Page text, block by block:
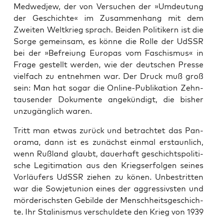
Med­wed­jew, der von Ver­su­chen der »Umdeu­tung
der Geschich­te« im Zusam­men­hang mit dem
Zwei­ten Welt­krieg sprach. Bei­den Poli­ti­kern ist die
Sor­ge gemein­sam, es kön­ne die Rol­le der UdSSR
bei der »Befrei­ung Euro­pas vom Faschis­mus« in
Fra­ge gestellt wer­den, wie der deut­schen Pres­se
viel­fach zu ent­neh­men war. Der Druck muß groß
sein: Man hat sogar die Online-Publi­ka­ti­on Zehn­
tau­sen­der Doku­men­te ange­kün­digt, die bis­her
unzu­gäng­lich waren.
Tritt man etwas zurück und betrach­tet das Pan­
ora­ma, dann ist es zunächst ein­mal erstaun­lich,
wenn Ruß­land glaubt, dau­er­haft geschichts­po­li­ti­
sche Legi­ti­ma­ti­on aus den Kriegs­er­fol­gen sei­nes
Vor­läu­fers UdSSR zie­hen zu könen. Unbe­strit­ten
war die Sowjet­uni­on eines der aggres­sivs­ten und
mör­de­rischs­ten Gebil­de der Mensch­heits­ge­schich­
te. Ihr Sta­li­nis­mus ver­schul­de­te den Krieg von 1939